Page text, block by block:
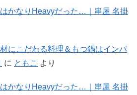
かなりHeavyだった…｜串屋 名掛
にこだわる料理＆もつ鍋はインパ
に ともこ より
かなりHeavyだった…｜串屋 名掛